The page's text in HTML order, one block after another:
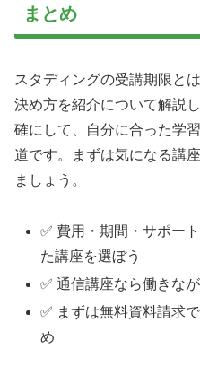
まとめ
スタディングの受講期限と
決め方を紹介について解説
確にして、自分に合った学
道です。まずは気になる講
ましょう。
✅ 費用・期間・サポー
た講座を選ぼう
✅ 通信講座なら働きな
✅ まずは無料資料請求
め